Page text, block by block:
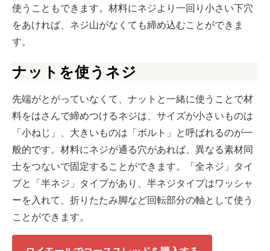
使うこともできます。材料にネジより一回り小さい下穴
をあければ、ネジ山がなくても締め込むことができま
す。
ナットを使うネジ
先端がとがっていなくて、ナットと一緒に使うことで材
料をはさんで締めつけるネジは、サイズが小さいものは
「小ねじ」、大きいものは「ボルト」と呼ばれるのが一
般的です。材料にネジが通る穴があれば、異なる素材同
士をつないで固定することができます。「全ネジ」タイ
プと「半ネジ」タイプがあり、半ネジタイプはワッシャ
ーを入れて、折りたたみ脚など回転部分の軸として使う
ことができます。